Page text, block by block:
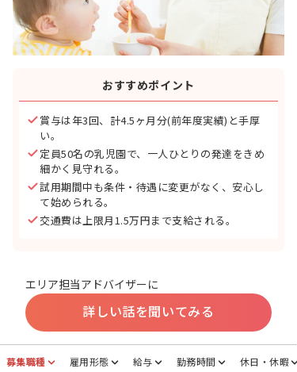
おすすめポイント
賞与は年3回、計4.5ヶ月分(前年度実績)と手厚
い。
定員50名の乳児園で、一人ひとりの発達をきめ
細かく見守れる。
試用期間中も条件・待遇に変更がなく、安心し
て始められる。
交通費は上限月1.5万円まで支給される。
エリア担当アドバイザーに
詳しい話を聞いてみる
募集職種 雇用形態 給与 勤務時間 休日・休暇